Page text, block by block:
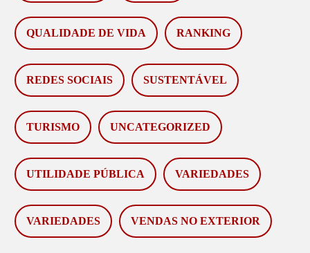
QUALIDADE DE VIDA RANKING
REDES SOCIAIS SUSTENTÁVEL
TURISMO UNCATEGORIZED
UTILIDADE PÚBLICA VARIEDADES
VARIEDADES VENDAS NO EXTERIOR